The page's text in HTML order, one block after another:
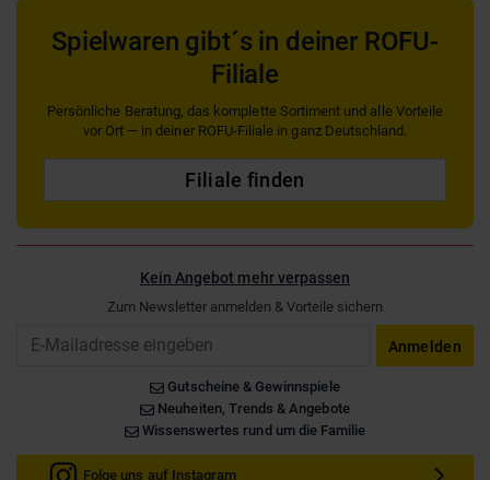
Spielwaren gibt´s in deiner ROFU-
Filiale
Persönliche Beratung, das komplette Sortiment und alle Vorteile
vor Ort — in deiner ROFU-Filiale in ganz Deutschland.
Filiale finden
Kein Angebot mehr verpassen
Zum Newsletter anmelden & Vorteile sichern
Anmelden
Gutscheine & Gewinnspiele
Neuheiten, Trends & Angebote
Wissenswertes rund um die Familie
Folge uns auf Instagram